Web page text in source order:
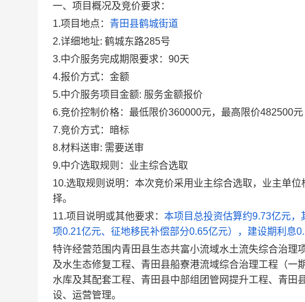
一、项目概况及竞价要求：
1.项目地点： 青田县鹤城街道
2.详细地址: 鹤城东路285号
3.中介服务完成期限要求： 90天
4.报价方式： 金额
5.中介服务项目金额: 服务金额报价
6.竞价控制价格： 最低限价360000元， 最高限价482500元
7.竞价方式：
暗标
8.材料送审: 需要送审
9.中介选取规则 ： 业主综合选取
10.选取规则说明 ： 本次竞价采用业主综合选取，业主单
择。
11.项目说明或其他要求 ： 本项目总投资估算约9.73亿元，
项0.21亿元、征地移民补偿部分0.65亿元），建设期利息
特许经营范围内青田县生态共富小流域水土流失综合治
及水生态修复工程、青田县船寮港流域综合治理工程（
水库及其配套工程、青田县中部组团管网提升工程、青
设、运营管理。